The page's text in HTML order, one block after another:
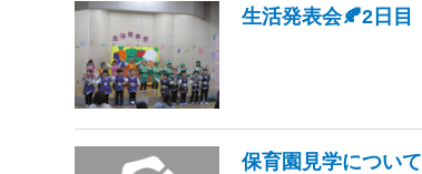
生活発表会🍂2日目
保育園見学について